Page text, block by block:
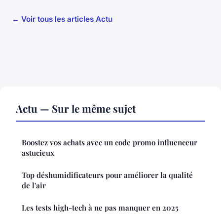
← Voir tous les articles Actu
Actu — Sur le même sujet
Boostez vos achats avec un code promo influenceur
astucieux
Top déshumidificateurs pour améliorer la qualité
de l'air
Les tests high-tech à ne pas manquer en 2025